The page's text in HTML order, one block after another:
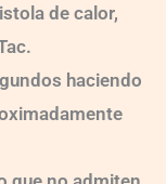
de calor,
haciendo